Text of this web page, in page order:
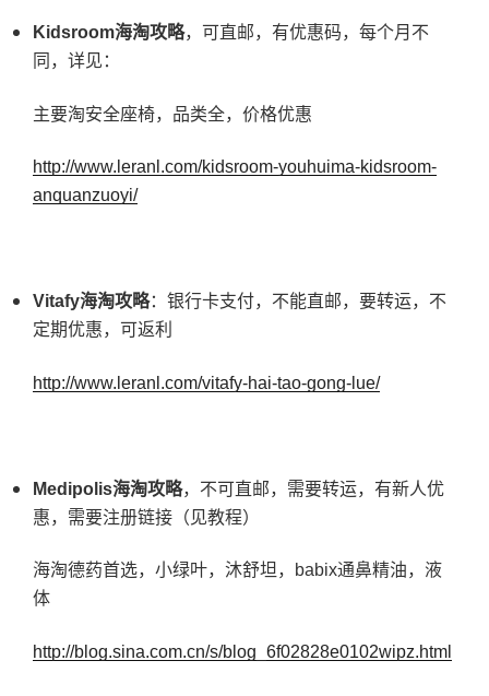
Kidsroom海淘攻略，可直邮，有优惠码，每个月不
同，详见：
主要淘安全座椅，品类全，价格优惠
http://www.leranl.com/kidsroom-youhuima-kidsroom-
anquanzuoyi/
Vitafy海淘攻略：银行卡支付，不能直邮，要转运，不
定期优惠，可返利
http://www.leranl.com/vitafy-hai-tao-gong-lue/
Medipolis海淘攻略，不可直邮，需要转运，有新人优
惠，需要注册链接（见教程）
海淘德药首选，小绿叶，沐舒坦，babix通鼻精油，液
体
http://blog.sina.com.cn/s/blog_6f02828e0102wipz.html